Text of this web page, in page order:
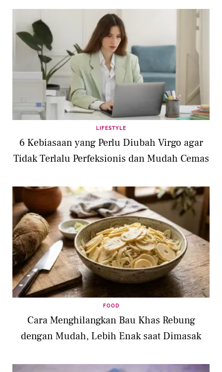
LIFESTYLE
6 Kebiasaan yang Perlu Diubah Virgo agar
Tidak Terlalu Perfeksionis dan Mudah Cemas
FOOD
Cara Menghilangkan Bau Khas Rebung
dengan Mudah, Lebih Enak saat Dimasak